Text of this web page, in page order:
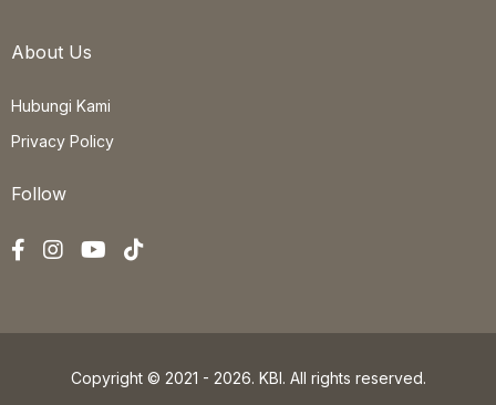
About Us
Hubungi Kami
Privacy Policy
Follow
Copyright © 2021 - 2026. KBI. All rights reserved.